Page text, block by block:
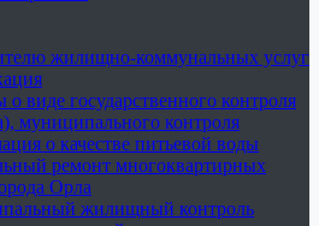
жилищно-коммунальных услуг
о виде государственного контроля
муниципального контроля
о качестве питьевой воды
ремонт многоквартирных
Орла
жилищный контроль